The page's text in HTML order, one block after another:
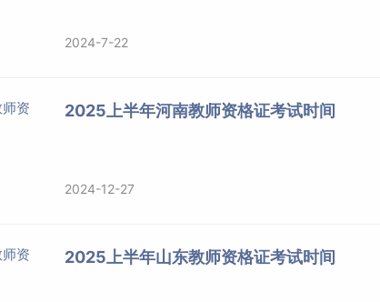
2024-7-22
2025上半年河南教师资格证考试时间
2024-12-27
2025上半年山东教师资格证考试时间